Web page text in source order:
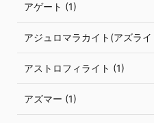
アゲート (1)
アジュロマラカイト(アズラ
アストロフィライト (1)
アズマー (1)